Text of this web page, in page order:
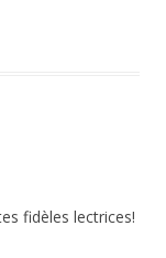
fidèles lectrices!